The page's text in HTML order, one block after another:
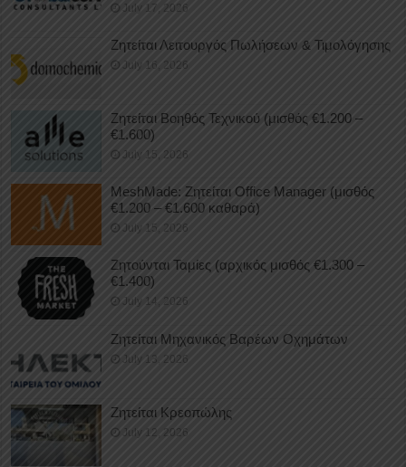
July 17, 2026
Ζητείται Λειτουργός Πωλήσεων & Τιμολόγησης
July 16, 2026
Ζητείται Βοηθός Τεχνικού (μισθός €1.200 –
€1.600)
July 15, 2026
MeshMade: Ζητείται Office Manager (μισθός
€1.200 – €1.600 καθαρά)
July 15, 2026
Ζητούνται Ταμίες (αρχικός μισθός €1.300 –
€1.400)
July 14, 2026
Ζητείται Μηχανικός Βαρέων Οχημάτων
July 13, 2026
Ζητείται Κρεοπώλης
July 12, 2026